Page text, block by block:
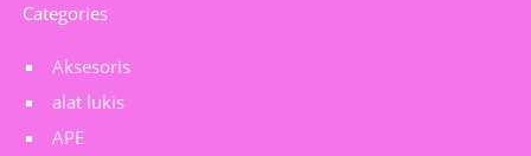
Categories
Aksesoris
alat lukis
APE